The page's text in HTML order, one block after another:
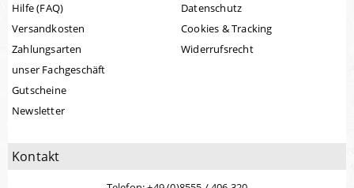
Hilfe (FAQ)
Versandkosten
Zahlungsarten
unser Fachgeschäft
Gutscheine
Newsletter
Datenschutz
Cookies & Tracking
Widerrufsrecht
Kontakt